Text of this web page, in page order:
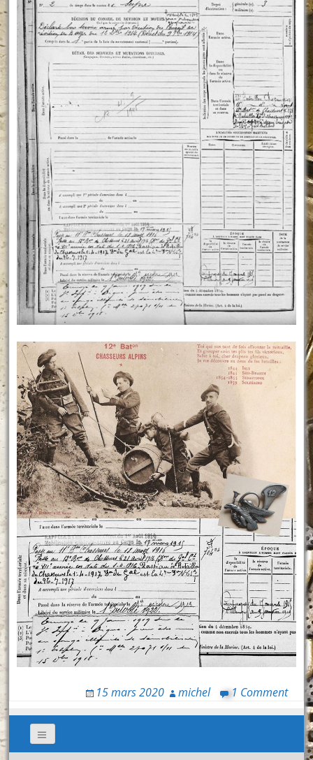
15 mars 2020 michel 1 Comment